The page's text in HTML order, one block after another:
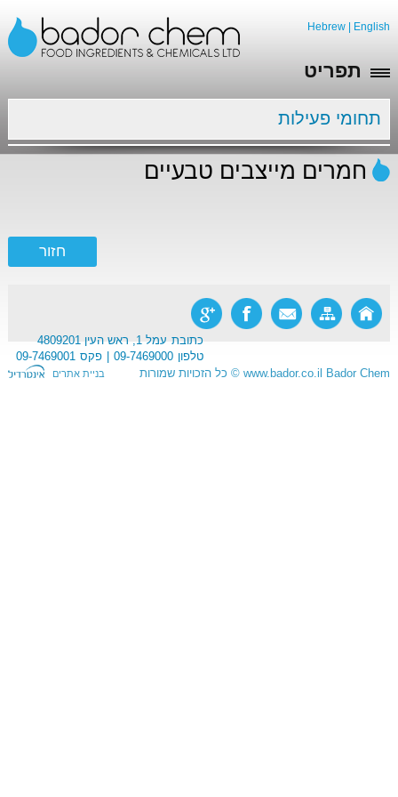
Hebrew English
תפריט
תחומי פעילות
חמרים מייצבים טבעיים
כתובת עמל 1, ראש העין 4809201
טלפון 09-7469000 פקס 09-7469001
Bador Chem
www.bador.co.il
© כל הזכויות שמורות בניית אתרים